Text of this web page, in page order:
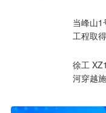
当峰山1
工程取
徐工
河穿越